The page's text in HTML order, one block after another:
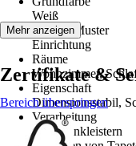
Weiß
Dekor / Muster
Einrichtung
Räume
Wohnzimmer,
Eigenschaft
Dimensionsstabil,
Verarbeitung
Wand einkleistern
Mehr anzeigen
Zertifikate &
Bereich überspringen